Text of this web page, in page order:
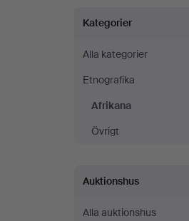
Afrikana
på
Chalkwell
Auctions
Kategorier
Alla kategorier
Etnografika
Afrikana
Övrigt
Auktionshus
Alla auktionshus